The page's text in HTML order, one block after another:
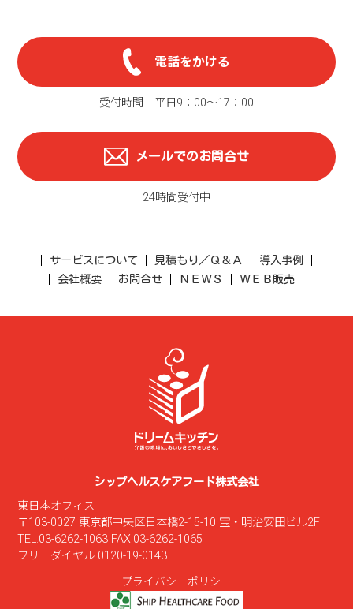
電話をかける
受付時間 平日9：00〜17：00
メールでのお問合せ
24時間受付中
サービスについて 見積もり／Ｑ＆Ａ
導入事例
会社概要
お問合せ ＮＥＷＳ ＷＥＢ販売
シップヘルスケアフード株式会社
東日本オフィス
〒103-0027 東京都中央区日本橋2-15-10 宝・明治安田ビル2F
TEL.03-6262-1063 FAX.03-6262-1065
フリーダイヤル 0120-19-0143
プライバシーポリシー